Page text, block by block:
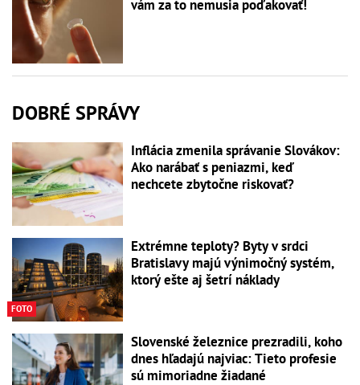
vám za to nemusia poďakovať!
DOBRÉ SPRÁVY
Inflácia zmenila správanie Slovákov:
Ako narábať s peniazmi, keď
nechcete zbytočne riskovať?
FOTO
Extrémne teploty? Byty v srdci
Bratislavy majú výnimočný systém,
ktorý ešte aj šetrí náklady
Slovenské železnice prezradili, koho
dnes hľadajú najviac: Tieto profesie
sú mimoriadne žiadané